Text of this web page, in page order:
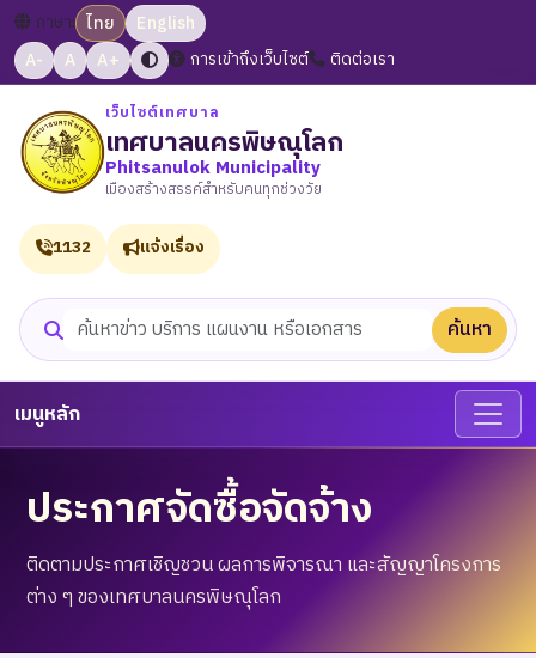
ภาษา: ไทย
English
A-
A A+ การเข้าถึงเว็บไซต์ ติดต่อเรา
เว็บไซต์เทศบาล
เทศบาลนครพิษณุโลก
Phitsanulok Municipality
เมืองสร้างสรรค์สำหรับคนทุกช่วงวัย
ค้นหาเว็บไซต์ ค้นหา
1132 แจ้งเรื่อง
เมนูหลัก
ประกาศจัดซื้อจัดจ้าง
ติดตามประกาศเชิญชวน ผลการพิจารณา และสัญญาโครงการ
ต่าง ๆ ของเทศบาลนครพิษณุโลก